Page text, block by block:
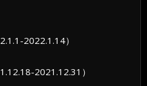
2022.1.14）
2021.12.31）